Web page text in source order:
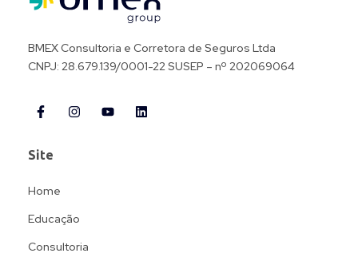
BMEX Consultoria e Corretora de Seguros Ltda
CNPJ: 28.679.139/0001-22 SUSEP – nº 202069064
Site
Home
Educação
Consultoria